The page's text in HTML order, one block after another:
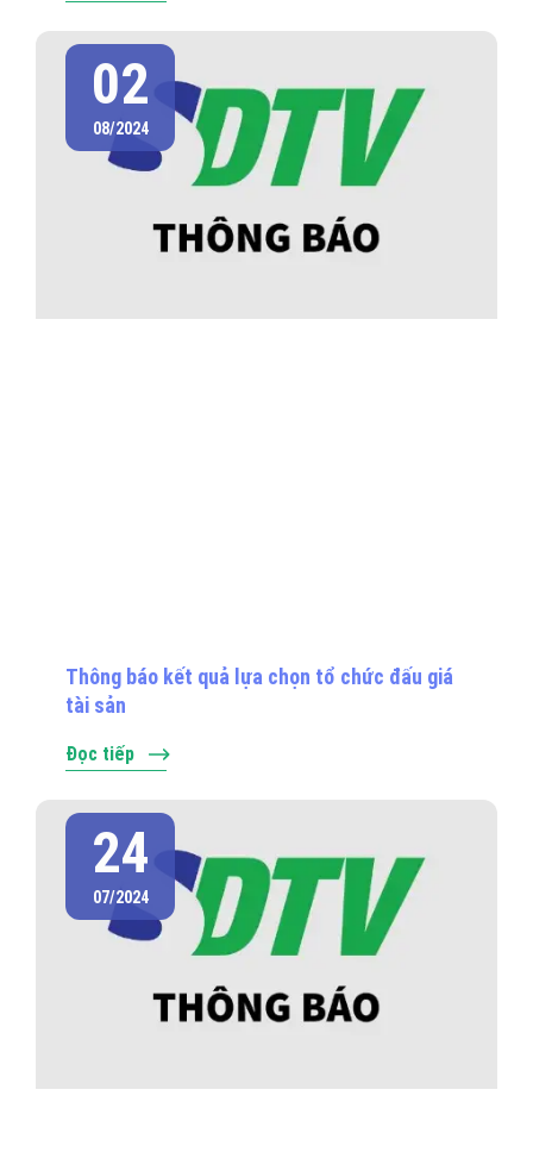
Thông báo kết quả lựa chọn tổ chức đấu giá
tài sản
02
08/2024
Đọc tiếp
24
07/2024